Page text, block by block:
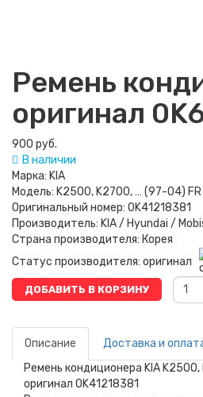
Ремень
оригинал
900 руб.
В наличии
Марка: KIA
Модель: K2500, K2700, … (97-04) FR
Оригинальный номер: 0K41218381
Производитель: KIA / Hyundai /
Страна производителя: Корея
Статус производителя: оригинал
ДОБАВИТЬ В КОРЗИНУ
Описание Доставка и
Ремень кондиционера KIA
оригинал 0K41218381